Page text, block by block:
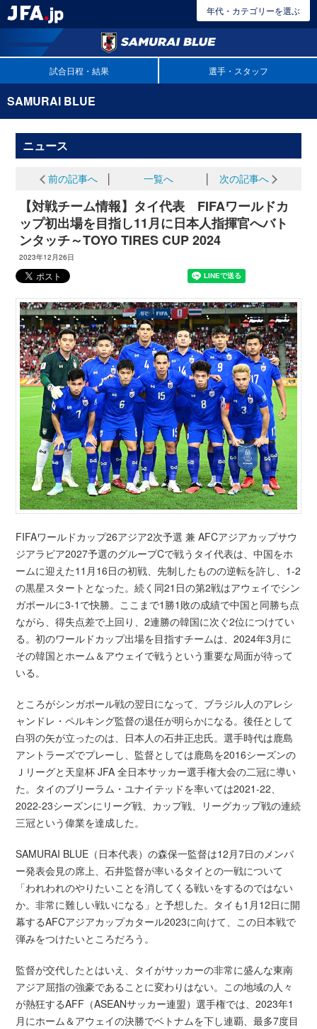
年代・カテゴリーを選ぶ
試合日程・結果 選手・スタッフ
SAMURAI BLUE
ニュース
前の記事へ 一覧へ 次の記事へ
【対戦チーム情報】タイ代表 FIFAワールドカ
ップ初出場を目指し11月に日本人指揮官へバト
ンタッチ～TOYO TIRES CUP 2024
2023年12月26日
FIFAワールドカップ26アジア2次予選 兼 AFCアジアカップサウ
ジアラビア2027予選のグループCで戦うタイ代表は、中国をホ
ームに迎えた11月16日の初戦、先制したものの逆転を許し、1-2
の黒星スタートとなった。続く同21日の第2戦はアウェイでシン
ガポールに3-1で快勝。ここまで1勝1敗の成績で中国と同勝ち点
ながら、得失点差で上回り、2連勝の韓国に次ぐ2位につけてい
る。初のワールドカップ出場を目指すチームは、2024年3月に
その韓国とホーム＆アウェイで戦うという重要な局面が待って
いる。
ところがシンガポール戦の翌日になって、ブラジル人のアレシ
ャンドレ・ペルキング監督の退任が明らかになる。後任として
白羽の矢が立ったのは、日本人の石井正忠氏。選手時代は鹿島
アントラーズでプレーし、監督としては鹿島を2016シーズンの
Ｊリーグと天皇杯 JFA 全日本サッカー選手権大会の二冠に導い
た。タイのブリーラム・ユナイテッドを率いては2021-22、
2022-23シーズンにリーグ戦、カップ戦、リーグカップ戦の連続
三冠という偉業を達成した。
SAMURAI BLUE（日本代表）の森保一監督は12月7日のメンバ
ー発表会見の席上、石井監督が率いるタイとの一戦について
「われわれのやりたいことを消してくる戦いをするのではない
か。非常に難しい戦いになる」と予想した。タイも1月12日に開
幕するAFCアジアカップカタール2023に向けて、この日本戦で
弾みをつけたいところだろう。
監督が交代したとはいえ、タイがサッカーの非常に盛んな東南
アジア屈指の強豪であることに変わりはない。この地域の人々
が熱狂するAFF（ASEANサッカー連盟）選手権では、2023年1
月にホーム＆アウェイの決勝でベトナムを下し連覇、最多7度目